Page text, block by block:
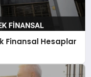
Finansal Hesaplar